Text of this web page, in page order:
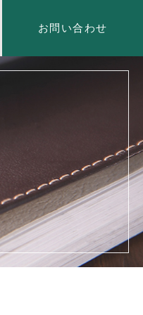
お問い合わせ